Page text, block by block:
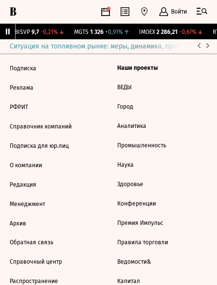
Войти
BISVP 9,7 -0,21%↓ MGTS 1 326 +0,91%↑ IMOEX 2 286,21 -0,67%↓
Ситуация на топливном рынке: меры, динамика, прогнозы
Подписка
Реклама
РФРИТ
Справочник компаний
Подписка для юр.лиц
О компании
Редакция
Менеджмент
Архив
Обратная связь
Справочный центр
Распространение
Наши проекты
ВЕДЫ
Город
Аналитика
Промышленность
Наука
Здоровье
Конференции
Премия Импульс
Правила торговли
Ведомости&
Капитал